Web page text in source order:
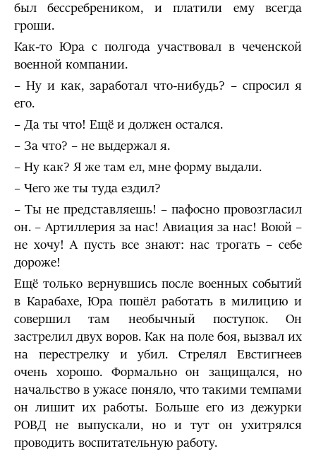
был бессребреником, и платили ему всегда
гроши.
Как-то Юра с полгода участвовал в чеченской
военной компании.
– Ну и как, заработал что-нибудь? – спросил я
его.
– Да ты что! Ещё и должен остался.
– За что? – не выдержал я.
– Ну как? Я же там ел, мне форму выдали.
– Чего же ты туда ездил?
– Ты не представляешь! – пафосно провозгласил
он. – Артиллерия за нас! Авиация за нас! Воюй –
не хочу! А пусть все знают: нас трогать – себе
дороже!
Ещё только вернувшись после военных событий
в Карабахе, Юра пошёл работать в милицию и
совершил там необычный поступок. Он
застрелил двух воров. Как на поле боя, вызвал их
на перестрелку и убил. Стрелял Евстигнеев
очень хорошо. Формально он защищался, но
начальство в ужасе поняло, что такими темпами
он лишит их работы. Больше его из дежурки
РОВД не выпускали, но и тут он ухитрялся
проводить воспитательную работу.